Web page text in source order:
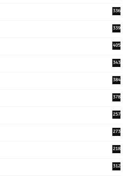
336
339
405
343
384
378
257
273
218
312